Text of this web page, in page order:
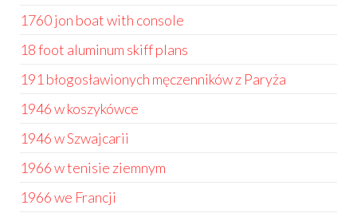
1760 jon boat with console
18 foot aluminum skiff plans
191 błogosławionych męczenników z Paryża
1946 w koszykówce
1946 w Szwajcarii
1966 w tenisie ziemnym
1966 we Francji